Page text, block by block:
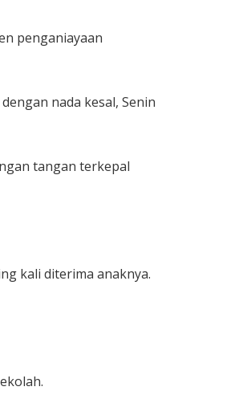
penganiayaan
nada kesal, Senin
tangan terkepal
kali diterima anaknya.